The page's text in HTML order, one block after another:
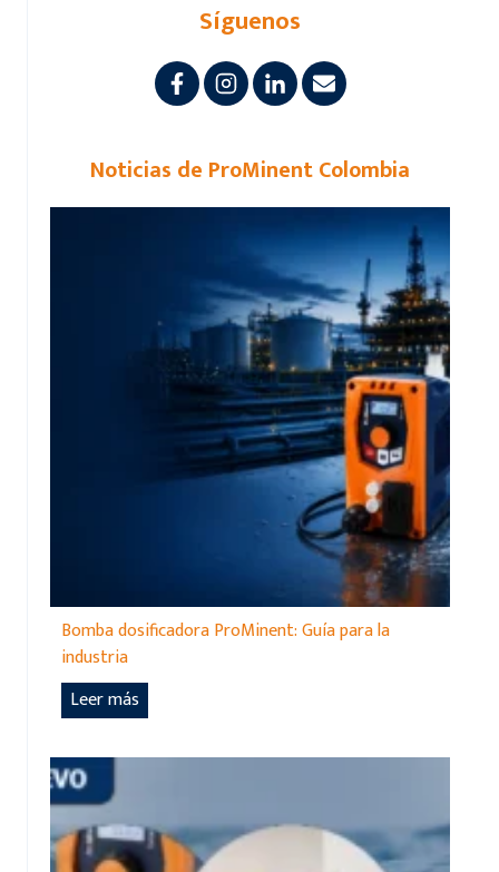
Síguenos
Noticias de ProMinent Colombia
Bomba dosificadora ProMinent: Guía para la
industria
Leer más
o
m
d
o